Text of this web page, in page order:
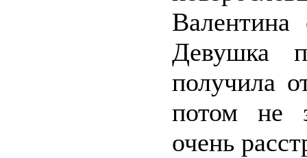
Девушка
получила
потом не
очень